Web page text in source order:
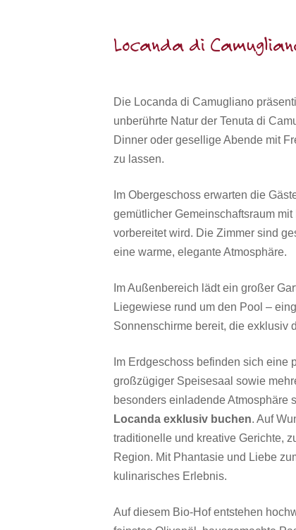
Locanda di
Die Locanda di Camugliano
unberührte Natur der Tenuta di
Dinner oder gesellige Abende mit
zu lassen.
Im Obergeschoss erwarten die
gemütlicher Gemeinschaftsraum
vorbereitet wird. Die Zimmer sind
eine warme, elegante Atmosphäre.
Im Außenbereich lädt ein großer
Liegewiese rund um den Pool –
Sonnenschirme bereit, die exklusiv
Im Erdgeschoss befinden sich eine
großzügiger Speisesaal sowie
besonders einladende Atmosphäre
Locanda exklusiv buchen. Auf
traditionelle und kreative Gerichte,
Region. Mit Phantasie und Liebe
kulinarisches Erlebnis.
Auf diesem Bio-Hof entstehen